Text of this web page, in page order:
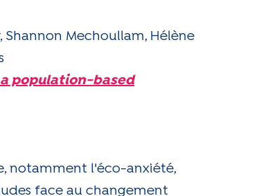
Shannon Mechoullam, Hélène
population-based
notamment l'éco-anxiété,
face au changement